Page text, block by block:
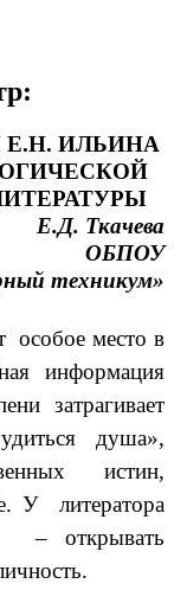
ИЛЬИНА
Е.Д. Ткачева
техникум»
особое место в
информация
затрагивает
душа»,
истин,
У литератора
– открывать